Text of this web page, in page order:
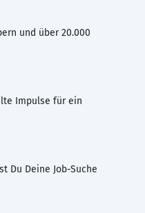
und über 20.000
Impulse für ein
Du Deine Job-Suche